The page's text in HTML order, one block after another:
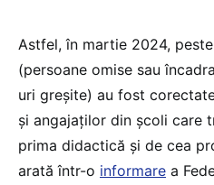
Astfel, în martie 2024,
(persoane omise sau
uri greșite) au fost
și angajaților din școli care
prima didactică și de cea
arată într-o informare a